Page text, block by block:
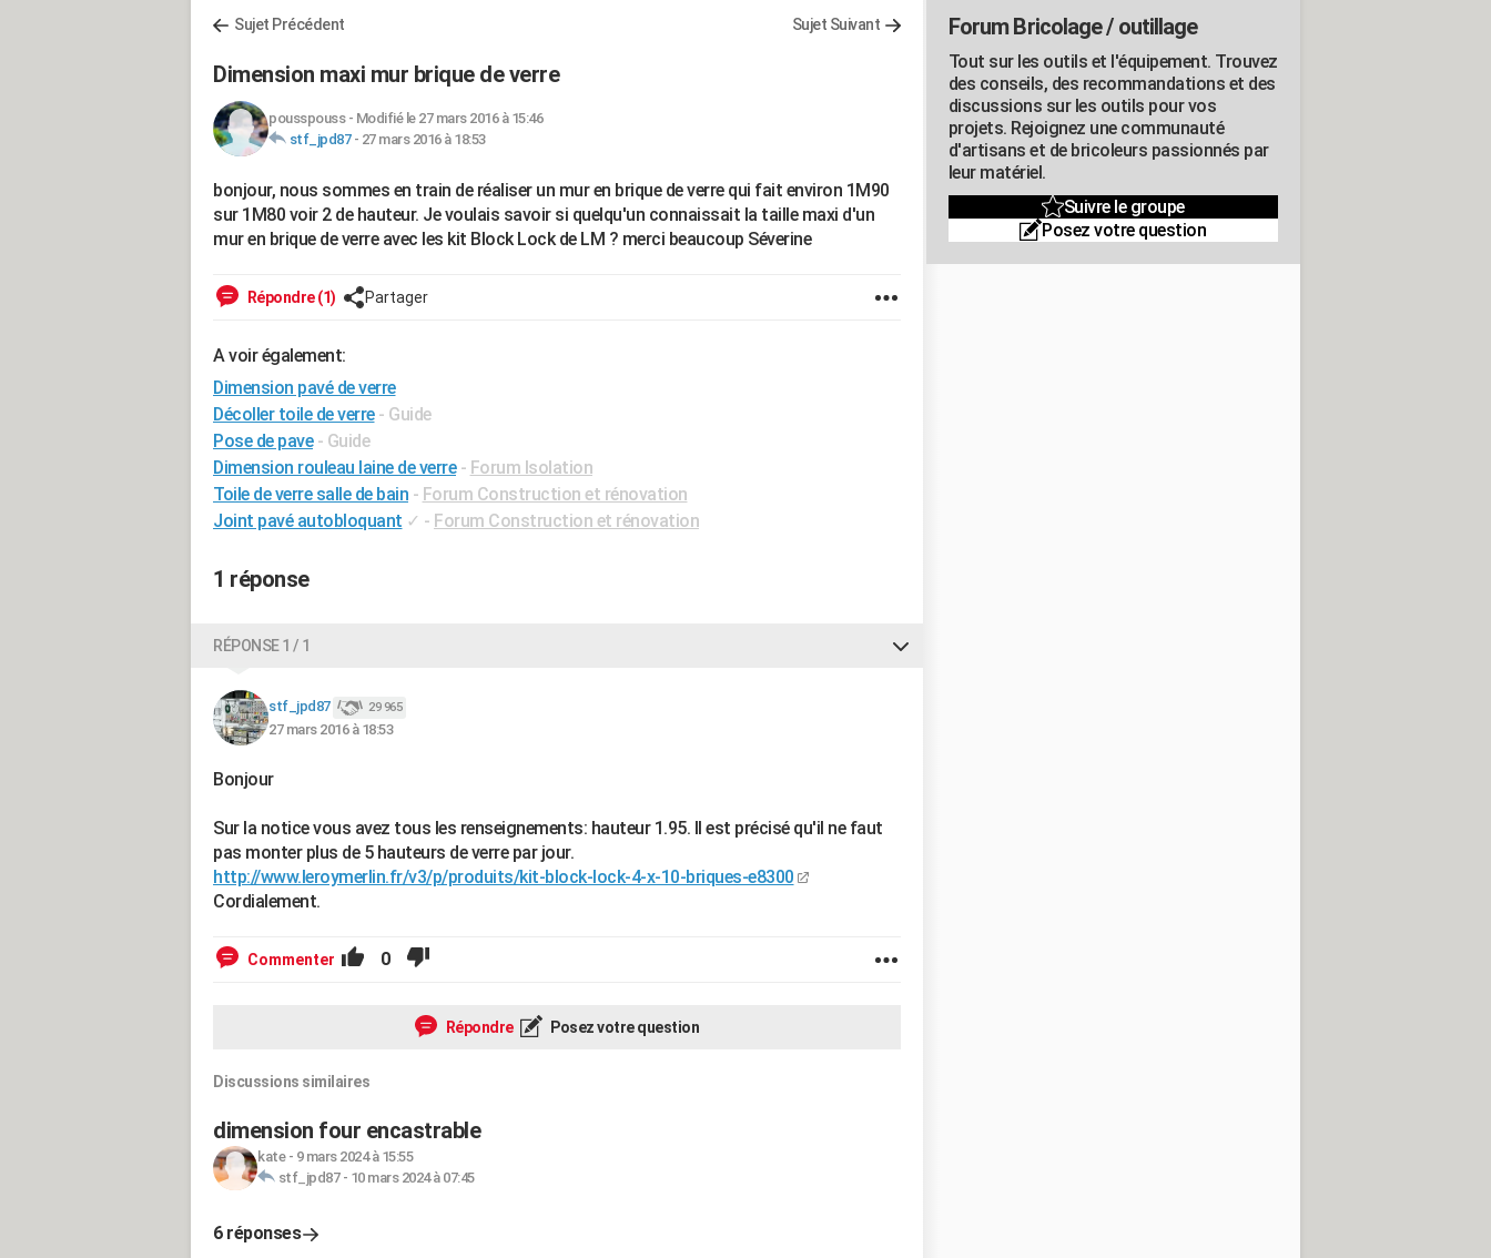
Sujet Précédent Sujet Suivant
Dimension maxi mur brique de verre
pousspouss- Modifié le 27 mars 2016 à 15:46
stf_jpd87- 27 mars 2016 à 18:53
bonjour, nous sommes en train de réaliser un mur en brique de verre qui fait environ 1M90
sur 1M80 voir 2 de hauteur. Je voulais savoir si quelqu'un connaissait la taille maxi d'un
mur en brique de verre avec les kit Block Lock de LM ? merci beaucoup Séverine
Répondre (1) Partager
A voir également:
Dimension pavé de verre
Décoller toile de verre - Guide
Pose de pave - Guide
Dimension rouleau laine de verre - Forum Isolation
Toile de verre salle de bain - Forum Construction et rénovation
Joint pavé autobloquant ✓ - Forum Construction et rénovation
1 réponse
RÉPONSE 1 / 1
stf_jpd87 29 965
27 mars 2016 à 18:53
Bonjour
Sur la notice vous avez tous les renseignements: hauteur 1.95. Il est précisé qu'il ne faut
pas monter plus de 5 hauteurs de verre par jour.
http://www.leroymerlin.fr/v3/p/produits/kit-block-lock-4-x-10-briques-e8300
Cordialement.
Commenter 0
Répondre Posez votre question
Discussions similaires
dimension four encastrable
kate- 9 mars 2024 à 15:55
stf_jpd87- 10 mars 2024 à 07:45
6 réponses
Forum Bricolage / outillage
Tout sur les outils et l'équipement. Trouvez
des conseils, des recommandations et des
discussions sur les outils pour vos
projets. Rejoignez une communauté
d'artisans et de bricoleurs passionnés par
leur matériel.
Suivre le groupe
Posez votre question